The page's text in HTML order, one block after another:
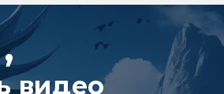
видео